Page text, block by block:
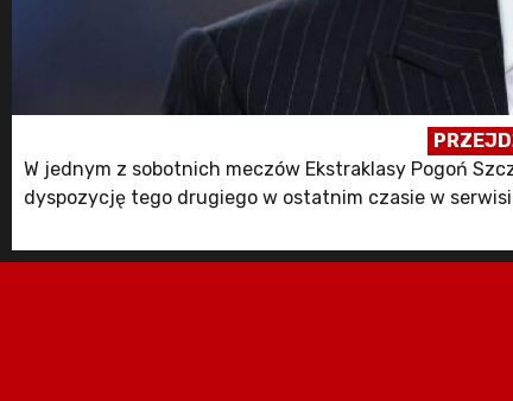
W jednym z sobotnich meczów Ekstraklasy Pogoń
dyspozycję tego drugiego w ostatnim czasie w